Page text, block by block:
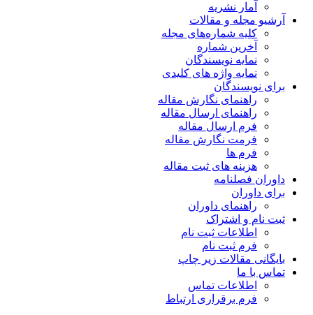
آمار نشریه
آرشیو مجله و مقالات
کلیه شماره‌های مجله
آخرین شماره
نمایه نویسندگان
نمایه واژه های کلیدی
برای نویسندگان
راهنمای نگارش مقاله
راهنمای ارسال مقاله
فرم ارسال مقاله
فرمت نگارش مقاله
فرم ها
هزینه های ثبت مقاله
داوران فصلنامه
برای داوران
راهنمای داوران
ثبت نام و اشتراک
اطلاعات ثبت نام
فرم ثبت نام
بایگانی مقالات زیر چاپ
تماس با ما
اطلاعات تماس
فرم برقراری ارتباط